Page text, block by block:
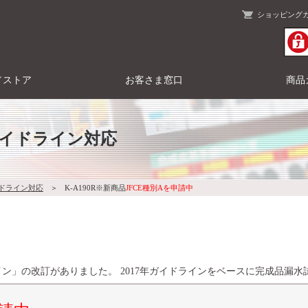
ショッピング
ストア お客さま窓口 商品
ドライン対応
ライン対応 ＞ K-A190R※新商品JFCE種別Aを申請中
」の改訂がありました。 2017年ガイドラインをベースに完成品漏